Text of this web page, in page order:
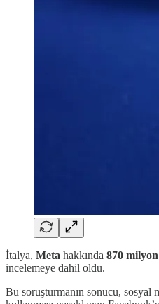
İtalya, Meta hakkında 870
incelemeye dahil oldu.
Bu soruşturmanın sonucu, sosyal